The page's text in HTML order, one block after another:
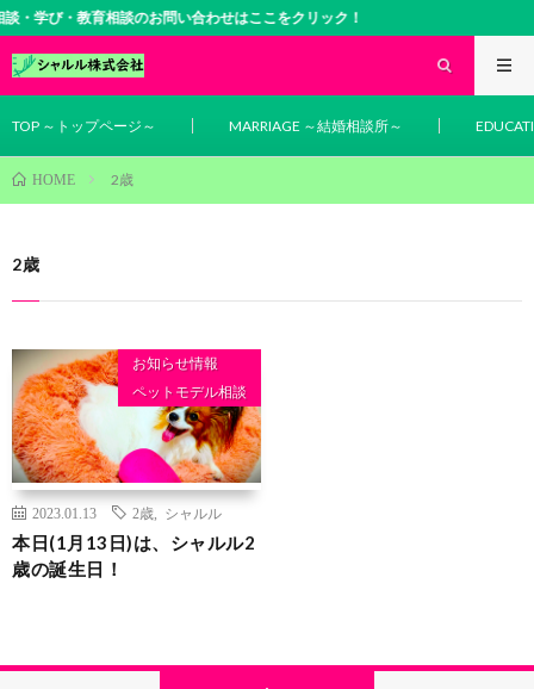
・学び・教育相談のお問い合わせはここをクリック！
TOP ～トップページ～ MARRIAGE ～結婚相談所～
HOME 2歳
2歳
お知らせ情報
ペットモデル相談
2023.01.13 2歳 シャルル
本日(1月13日)は、シャルル2
歳の誕生日！